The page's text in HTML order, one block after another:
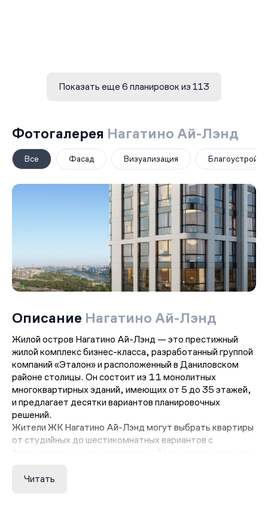
Показать еще 6 планировок из 113
Фотогалерея Нагатино Ай-Лэнд
Все Фасад Визуализация
Описание Нагатино Ай-Лэнд
Жилой остров Нагатино Ай-Лэнд — это престижный
жилой комплекс бизнес-класса, разработанный группой
компаний «Эталон» и расположенный в Даниловском
районе столицы. Он состоит из 11 монолитных
многоквартирных зданий, имеющих от 5 до 35 этажей,
и предлагает десятки вариантов планировочных
решений.
Жители ЖК Нагатино Ай-Лэнд могут выбрать квартиры
от студийных до шестикомнатных вариантов с
функциональным зонированием и большими окнами, что
этажах зданий расположены видовые пентхаусы с
Читать